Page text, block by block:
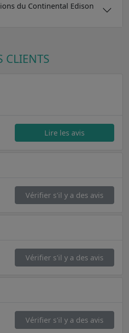
du Continental Edison
CLIENTS
Lire les avis
Vérifier s'il y a des avis
Vérifier s'il y a des avis
Vérifier s'il y a des avis